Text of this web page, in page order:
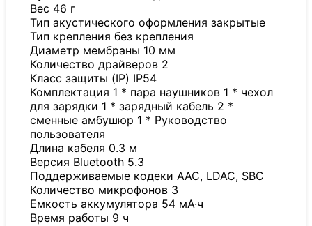
Вес 46 г
Тип акустического оформления закрытые
Тип крепления без крепления
Диаметр мембраны 10 мм
Количество драйверов 2
Класс защиты (IP) IP54
Комплектация 1 * пара наушников 1 * чехол
для зарядки 1 * зарядный кабель 2 *
сменные амбушюр 1 * Руководство
пользователя
Длина кабеля 0.3 м
Версия Bluetooth 5.3
Поддерживаемые кодеки AAC, LDAC, SBC
Количество микрофонов 3
Емкость аккумулятора 54 мА·ч
Время работы 9 ч